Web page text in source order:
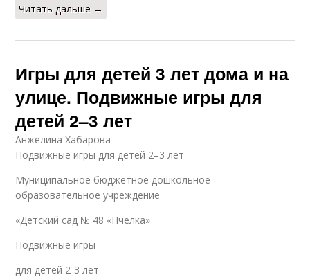
Читать дальше →
Игры для детей 3 лет дома и на
улице. Подвижные игры для
детей 2–3 лет
Анжелина Хабарова
Подвижные игры для детей 2–3 лет
Муниципальное бюджетное дошкольное
образовательное учреждение
«Детский сад № 48 «Пчёлка»
Подвижные игры
для детей 2-3 лет